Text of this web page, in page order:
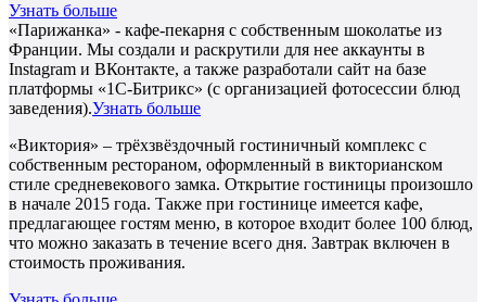
Узнать больше
«Парижанка» - кафе-пекарня с собственным шоколатье из
Франции. Мы создали и раскрутили для нее аккаунты в
Instagram и ВКонтакте, а также разработали сайт на базе
платформы «1С-Битрикс» (с организацией фотосессии блюд
заведения).Узнать больше
«Виктория» – трёхзвёздочный гостиничный комплекс с
собственным рестораном, оформленный в викторианском
стиле средневекового замка. Открытие гостиницы произошло
в начале 2015 года. Также при гостинице имеется кафе,
предлагающее гостям меню, в которое входит более 100 блюд,
что можно заказать в течение всего дня. Завтрак включен в
стоимость проживания.